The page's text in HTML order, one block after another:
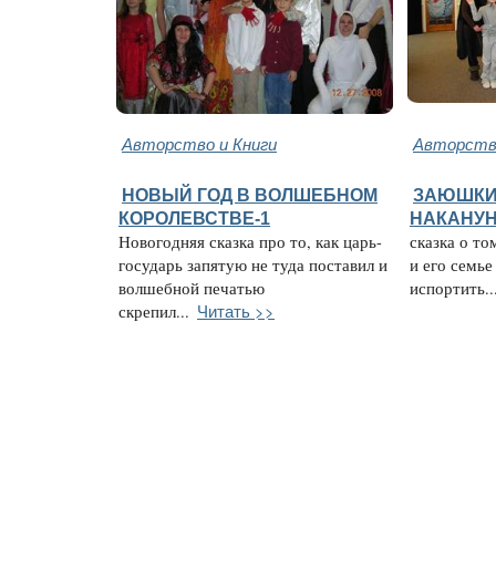
Авторство и Книги
НОВЫЙ ГОД В ВОЛШЕБНОМ
КОРОЛЕВСТВЕ-1
Новогодняя сказка про то, как царь-
государь запятую не туда поставил и
волшебной печатью
скрепил... Читать >>
сказка о
и его